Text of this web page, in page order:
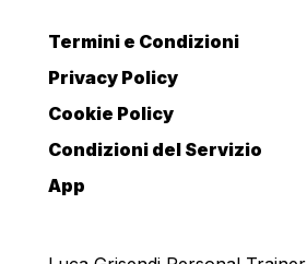
Termini e Condizioni
Privacy Policy
Cookie Policy
Condizioni del Servizio
App